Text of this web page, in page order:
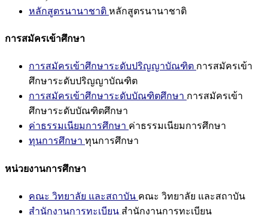
หลักสูตรนานาชาติ หลักสูตรนานาชาติ
การสมัครเข้าศึกษา
การสมัครเข้าศึกษาระดับปริญญาบัณฑิต การสมัครเข้า
ศึกษาระดับปริญญาบัณฑิต
การสมัครเข้าศึกษาระดับบัณฑิตศึกษา การสมัครเข้า
ศึกษาระดับบัณฑิตศึกษา
ค่าธรรมเนียมการศึกษา ค่าธรรมเนียมการศึกษา
ทุนการศึกษา ทุนการศึกษา
หน่วยงานการศึกษา
คณะ วิทยาลัย และสถาบัน คณะ วิทยาลัย และสถาบัน
สำนักงานการทะเบียน สำนักงานการทะเบียน